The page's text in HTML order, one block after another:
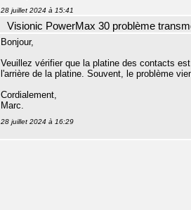
28 juillet 2024 à 15:41
Visionic PowerMax 30 problème
Bonjour,
Veuillez vérifier que la platine des contacts
l'arrière de la platine. Souvent, le problème
Cordialement,
Marc.
28 juillet 2024 à 16:29